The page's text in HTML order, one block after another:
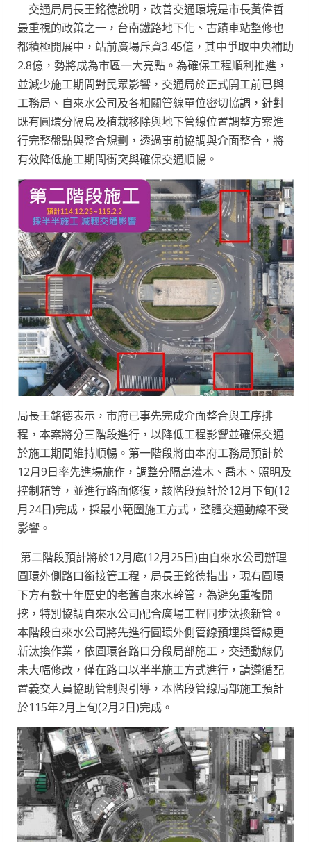
交通局局長王銘德說明，改善交通環境是市長黃偉哲
最重視的政策之一，台南鐵路地下化、古蹟車站整修也
都積極開展中，站前廣場斥資3.45億，其中爭取中央補助
2.8億，勢將成為市區一大亮點。為確保工程順利推進，
並減少施工期間對民眾影響，交通局於正式開工前已與
工務局、自來水公司及各相關管線單位密切協調，針對
既有圓環分隔島及植栽移除與地下管線位置調整方案進
行完整盤點與整合規劃，透過事前協調與介面整合，將
有效降低施工期間衝突與確保交通順暢。
局長王銘德表示，市府已事先完成介面整合與工序排
程，本案將分三階段進行，以降低工程影響並確保交通
於施工期間維持順暢。第一階段將由本府工務局預計於
12月9日率先進場施作，調整分隔島灌木、喬木、照明及
控制箱等，並進行路面修復，該階段預計於12月下旬(12
月24日)完成，採最小範圍施工方式，整體交通動線不受
影響。
第二階段預計將於12月底(12月25日)由自來水公司辦理
圓環外側路口銜接管工程，局長王銘德指出，現有圓環
下方有數十年歷史的老舊自來水幹管，為避免重複開
挖，特別協調自來水公司配合廣場工程同步汰換新管。
本階段自來水公司將先進行圓環外側管線預埋與管線更
新汰換作業，依圓環各路口分段局部施工，交通動線仍
未大幅修改，僅在路口以半半施工方式進行，請遵循配
置義交人員協助管制與引導，本階段管線局部施工預計
於115年2月上旬(2月2日)完成。